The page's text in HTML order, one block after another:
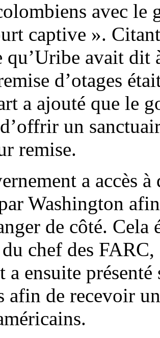
avec
captive ».
qu’Uribe avait dit
d’otages
a ajouté que le
un
remise.
a accès
Washington
de côté.
chef des
a ensuite
afin de recevoir